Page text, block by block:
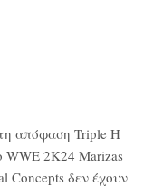
απόφαση Triple H
WWE 2K24 Marizas
Concepts δεν έχουν